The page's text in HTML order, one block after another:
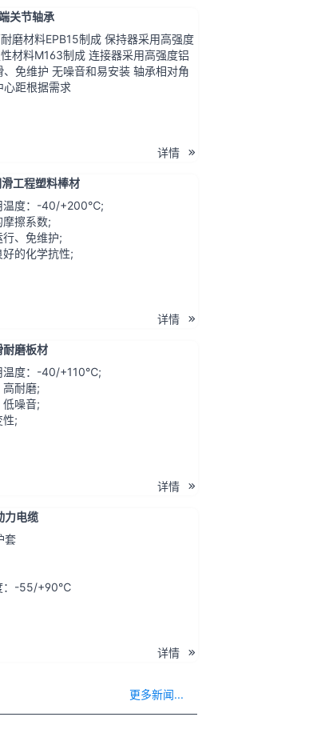
关节轴承
磨材料EPB15制成 保持器采用高强度
材料M163制成 连接器采用高强度铝
、免维护 无噪音和易安装 轴承相对角
心距根据需求
详情
工程塑料棒材
温度：-40/+200℃;
擦系数;
、免维护;
的化学抗性;
详情
磨板材
温度：-40/+110℃;
耐磨;
噪音;
;
详情
力电缆
套
：-55/+90℃
详情
更多新闻...